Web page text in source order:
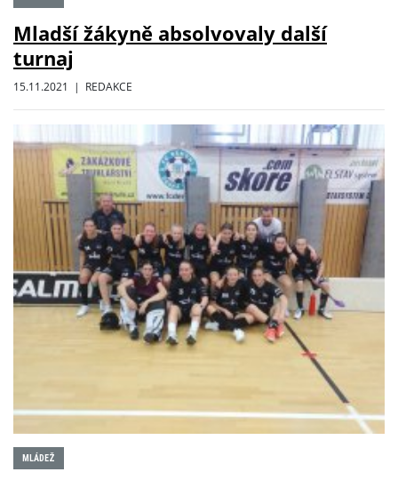
Mladší žákyně absolvovaly další
turnaj
15.11.2021 | REDAKCE
MLÁDEŽ